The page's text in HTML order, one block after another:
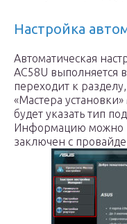
Настройка
Автоматическая
AC58U выполняется
переходит к
«Мастера
будет указать тип
Информацию можно
заключен с